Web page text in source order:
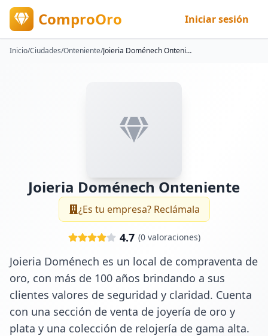
ComproOro Iniciar sesión
Inicio/Ciudades/Onteniente/ Joieria Doménech Onteniente
Joieria Doménech Onteniente
¿Es tu empresa? Reclámala
4.7 (0valoraciones)
Joieria Doménech es un local de compraventa de
oro, con más de 100 años brindando a sus
clientes valores de seguridad y claridad. Cuenta
con una sección de venta de joyería de oro y
plata y una colección de relojería de gama alta.